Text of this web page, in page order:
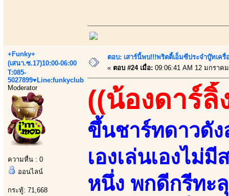
+Funky+
(เสนา.ซ.17)10:00-06:00
T:085-
5027899♥Line:funkyclub
Moderator
ความหื่น : 0
ออนไลน์
กระทู้: 71,668
ตอบ: เสาร์นี้พบ!!!พริตตี้เอ็มซีประจำบู๊ทเค
« ตอบ #24 เมื่อ: 09:06:41 AM 12 มกราค
((น้องดาร์ลิ้
ขึ้นชาร์ทดาวดั
เองเล่นเองไม่
หนึ่ง พกดีกรีทะ